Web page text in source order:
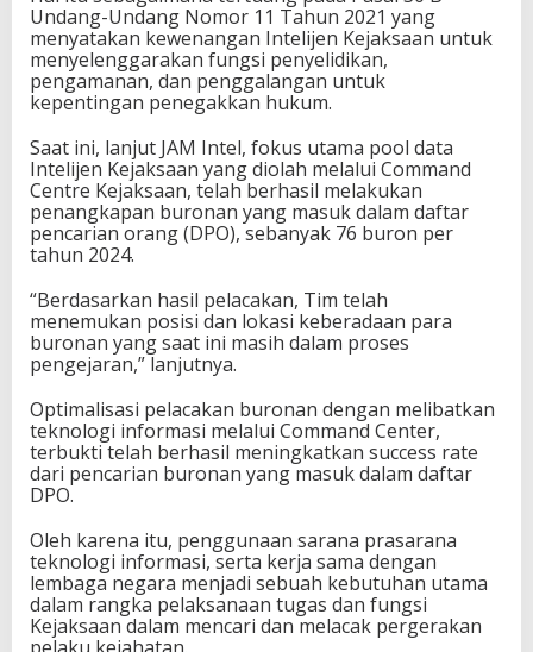
Undang-Undang Nomor 11 Tahun 2021 yang
menyatakan kewenangan Intelijen Kejaksaan untuk
menyelenggarakan fungsi penyelidikan,
pengamanan, dan penggalangan untuk
kepentingan penegakkan hukum.
Saat ini, lanjut JAM Intel, fokus utama pool data
Intelijen Kejaksaan yang diolah melalui Command
Centre Kejaksaan, telah berhasil melakukan
penangkapan buronan yang masuk dalam daftar
pencarian orang (DPO), sebanyak 76 buron per
tahun 2024.
“Berdasarkan hasil pelacakan, Tim telah
menemukan posisi dan lokasi keberadaan para
buronan yang saat ini masih dalam proses
pengejaran,” lanjutnya.
Optimalisasi pelacakan buronan dengan melibatkan
teknologi informasi melalui Command Center,
terbukti telah berhasil meningkatkan success rate
dari pencarian buronan yang masuk dalam daftar
DPO.
Oleh karena itu, penggunaan sarana prasarana
teknologi informasi, serta kerja sama dengan
lembaga negara menjadi sebuah kebutuhan utama
dalam rangka pelaksanaan tugas dan fungsi
Kejaksaan dalam mencari dan melacak pergerakan